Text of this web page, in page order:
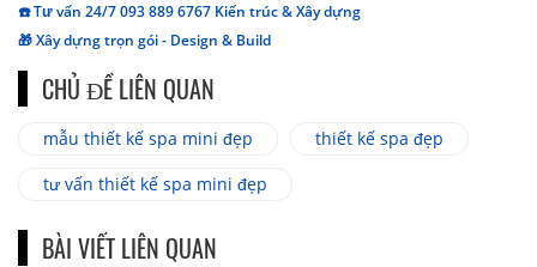
☎️ Tư vấn 24/7 093 889 6767 Kiến trúc & Xây dựng
🎁 Xây dựng trọn gói - Design & Build
CHỦ ĐỀ LIÊN QUAN
mẫu thiết kế spa mini đẹp
thiết kế spa đẹp
tư vấn thiết kế spa mini đẹp
BÀI VIẾT LIÊN QUAN